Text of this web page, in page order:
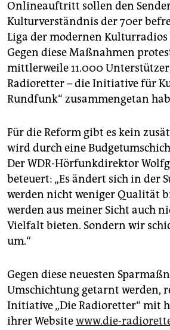
Onlineauftritt sollen den
Kulturverständnis der 70er
Liga der modernen
Gegen diese Maßnahmen
mittlerweile 11.000
Radioretter – die Initiative für
Rundfunk“ zusammengetan
Für die Reform gibt es kein
wird durch eine
Der WDR-Hörfunkdirektor
beteuert: „Es ändert sich in der
werden nicht weniger Qualität
werden aus meiner Sicht auch
Vielfalt bieten. Sondern wir
um.“
Gegen diese neuesten
Umschichtung getarnt werden,
Initiative „Die Radioretter“ mit
ihrer Websitewww.die-